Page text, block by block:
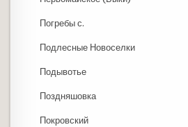
Погребы с.
Подлесные Новоселки
Подывотье
Поздняшовка
Покровский